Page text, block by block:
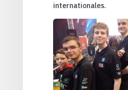
internationales.